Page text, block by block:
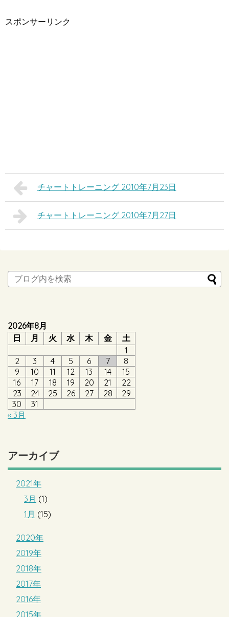
スポンサーリンク
チャートトレーニング 2010年7月23日
チャートトレーニング 2010年7月27日
2026年8月
日
月 火 水 木 金
土
1
2
3 4 5 6 7
8
9
10 11 12 13 14
15
16
17 18 19 20 21
22
23
24 25 26 27 28
29
30
31
« 3月
アーカイブ
2021年
3月 (1)
1月 (15)
2020年
2019年
2018年
2017年
2016年
2015年